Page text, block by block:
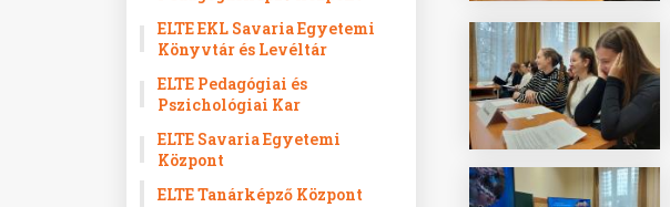
ELTE EKL Savaria Egyetemi
Könyvtár és Levéltár
ELTE Pedagógiai és
Pszichológiai Kar
ELTE Savaria Egyetemi
Központ
ELTE Tanárképző Központ